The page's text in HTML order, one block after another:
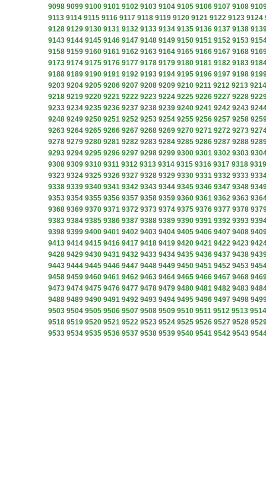
9098 9099 9100 9101 9102 9103 9104 9105 9106 9107 9108
9113 9114 9115 9116 9117 9118 9119 9120 9121 9122 9123 9124
9128 9129 9130 9131 9132 9133 9134 9135 9136 9137 9138
9143 9144 9145 9146 9147 9148 9149 9150 9151 9152 9153
9158 9159 9160 9161 9162 9163 9164 9165 9166 9167 9168
9173 9174 9175 9176 9177 9178 9179 9180 9181 9182 9183
9188 9189 9190 9191 9192 9193 9194 9195 9196 9197 9198
9203 9204 9205 9206 9207 9208 9209 9210 9211 9212 9213 9214
9218 9219 9220 9221 9222 9223 9224 9225 9226 9227 9228
9233 9234 9235 9236 9237 9238 9239 9240 9241 9242 9243
9248 9249 9250 9251 9252 9253 9254 9255 9256 9257 9258
9263 9264 9265 9266 9267 9268 9269 9270 9271 9272 9273
9278 9279 9280 9281 9282 9283 9284 9285 9286 9287 9288
9293 9294 9295 9296 9297 9298 9299 9300 9301 9302 9303
9308 9309 9310 9311 9312 9313 9314 9315 9316 9317 9318 9319
9323 9324 9325 9326 9327 9328 9329 9330 9331 9332 9333
9338 9339 9340 9341 9342 9343 9344 9345 9346 9347 9348
9353 9354 9355 9356 9357 9358 9359 9360 9361 9362 9363
9368 9369 9370 9371 9372 9373 9374 9375 9376 9377 9378
9383 9384 9385 9386 9387 9388 9389 9390 9391 9392 9393
9398 9399 9400 9401 9402 9403 9404 9405 9406 9407 9408
9413 9414 9415 9416 9417 9418 9419 9420 9421 9422 9423
9428 9429 9430 9431 9432 9433 9434 9435 9436 9437 9438
9443 9444 9445 9446 9447 9448 9449 9450 9451 9452 9453
9458 9459 9460 9461 9462 9463 9464 9465 9466 9467 9468
9473 9474 9475 9476 9477 9478 9479 9480 9481 9482 9483
9488 9489 9490 9491 9492 9493 9494 9495 9496 9497 9498
9503 9504 9505 9506 9507 9508 9509 9510 9511 9512 9513 9514
9518 9519 9520 9521 9522 9523 9524 9525 9526 9527 9528
9533 9534 9535 9536 9537 9538 9539 9540 9541 9542 9543